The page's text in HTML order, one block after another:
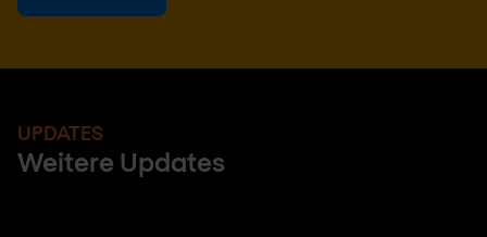
UPDATES
Weitere Updates